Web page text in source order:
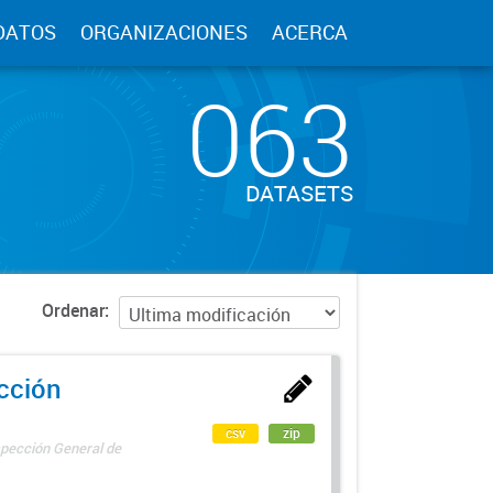
ORGANIZACIONES ACERCA
063
DATASETS
Ordenar
General de
csv zip